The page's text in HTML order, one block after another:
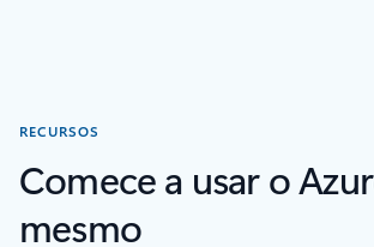
RECURSOS
Comece a usar o
mesmo